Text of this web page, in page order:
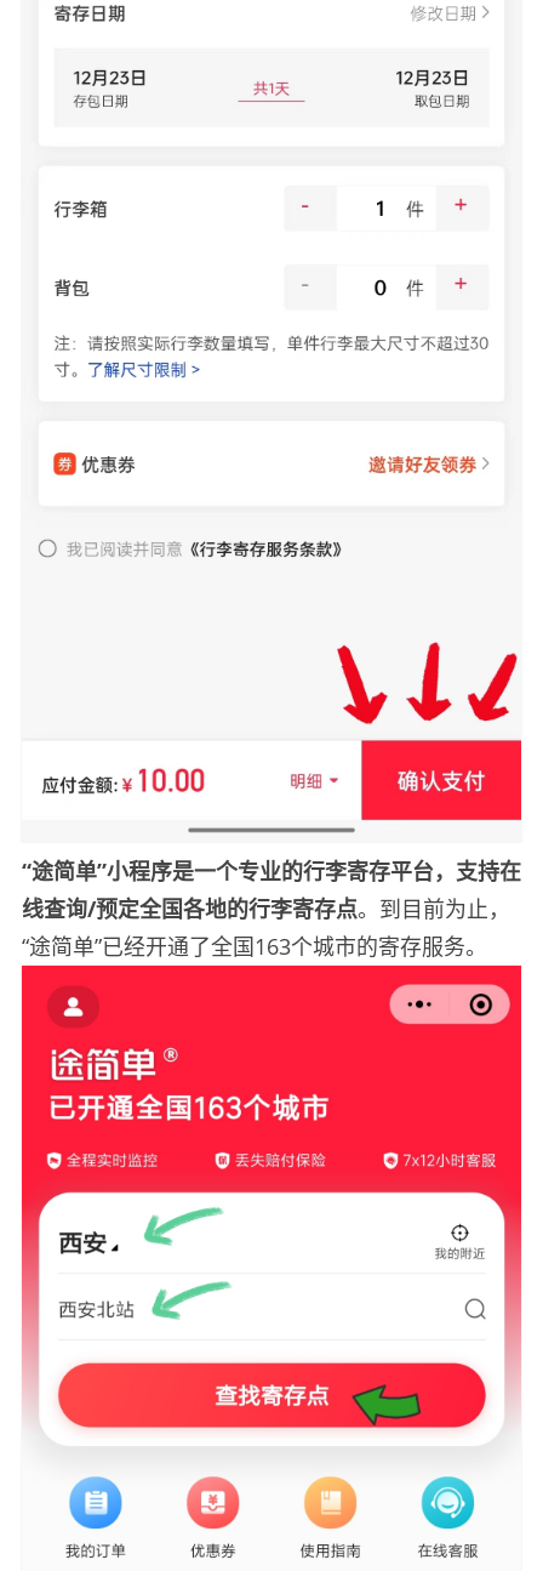
“途简单”小程序是一个专业的行李寄存平台，支持在
线查询/预定全国各地的行李寄存点。到目前为止，
“途简单”已经开通了全国163个城市的寄存服务。